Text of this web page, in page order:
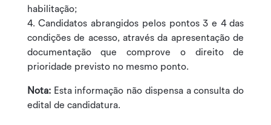
habilitação;
Candidatos abrangidos pelos pontos 3 e 4 das
condições de acesso, através da apresentação de
documentação que comprove o direito de
prioridade previsto no mesmo ponto.
Nota: Esta informação não dispensa a consulta do
edital de candidatura.